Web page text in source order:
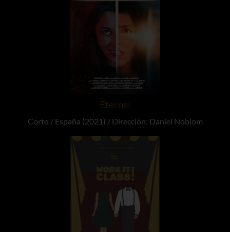
Eternal
Corto / España (2021) / Dirección: Daniel Noblom